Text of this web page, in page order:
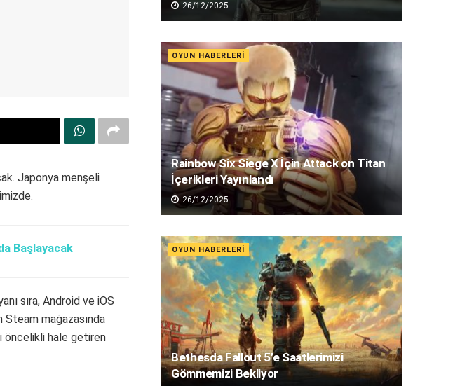
Japonya menşeli
Başlayacak
sıra, Android ve iOS
Steam mağazasında
öncelikli hale getiren
26/12/2025
OYUN HABERLERI
Rainbow Six Siege X İçin Attack on Titan
İçerikleri Yayınlandı
26/12/2025
OYUN HABERLERI
Bethesda Fallout 5’e Saatlerimizi
Gömmemizi Bekliyor